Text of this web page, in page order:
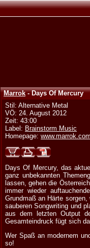
Marrok- Days Of Mercury
Stil: Alternative Metal
VÖ: 24. August 2012
Zeit: 43:00
Label: Brainstorm Music
Homepage:www.marrok.com
Days Of Mercury, das
ganz unbekannten
lassen, gehen die
immer wieder
Grundmaß an Härte
sauberen Songwriting und
aus dem letzten Output
Gesamteindruck fügt sich
Wer Spaß an modernem
so!